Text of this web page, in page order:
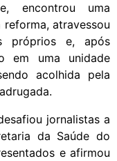
encontrou uma
atravessou
próprios e, após
em uma unidade
acolhida pela
jornalistas a
da Saúde do
e afirmou